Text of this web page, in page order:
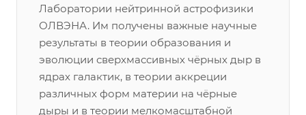
Лаборатории нейтринной астрофизики
ОЛВЭНА. Им получены важные научные
результаты в теории образования и
эволюции сверхмассивных чёрных дыр в
ядрах галактик, в теории аккреции
различных форм материи на чёрные
дыры и в теории мелкомасштабной